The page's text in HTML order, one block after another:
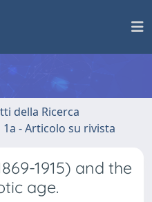
della Ricerca
1a - Articolo su rivista
1915) and the
age.